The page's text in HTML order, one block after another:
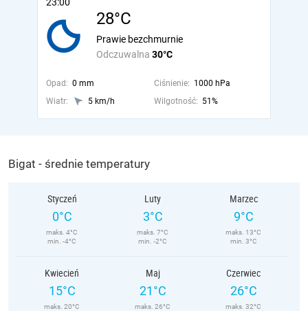
28°C
Odczuwalna 30°C
Prawie bezchmurnie
Opad: 0 mm Ciśnienie: 1000 hPa
Wiatr:
5 km/h Wilgotność: 51%
Bigat - średnie temperatury
Styczeń
0°C
maks. 4°C
min. -4°C
Luty
3°C
maks. 7°C
min. -2°C
Marzec
9°C
maks. 13°C
min. 3°C
Kwiecień
15°C
maks. 20°C
Maj
21°C
maks. 26°C
Czerwiec
26°C
maks. 32°C